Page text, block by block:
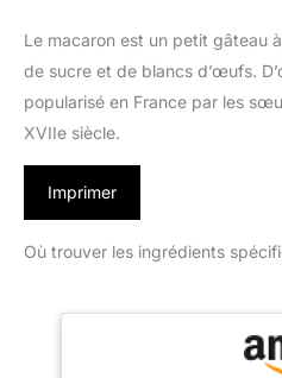
Le macaron est un petit gâteau
de sucre et de blancs d’œufs.
popularisé en France par les
XVIIe siècle.
Imprimer
Où trouver les ingrédients